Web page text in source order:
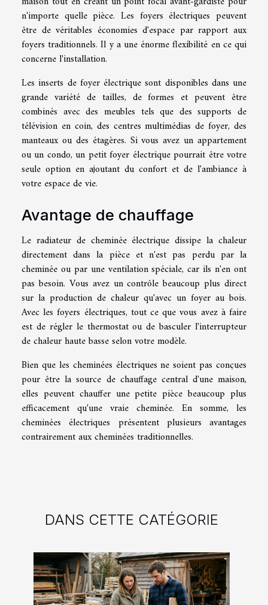
n'importe quelle pièce. Les foyers électriques peuvent
être de véritables économies d'espace par rapport aux
foyers traditionnels. Il y a une énorme flexibilité en ce qui
concerne l'installation.
Les inserts de foyer électrique sont disponibles dans une
grande variété de tailles, de formes et peuvent être
combinés avec des meubles tels que des supports de
télévision en coin, des centres multimédias de foyer, des
manteaux ou des étagères. Si vous avez un appartement
ou un condo, un petit foyer électrique pourrait être votre
seule option en ajoutant du confort et de l'ambiance à
votre espace de vie.
Avantage de chauffage
Le radiateur de cheminée électrique dissipe la chaleur
directement dans la pièce et n'est pas perdu par la
cheminée ou par une ventilation spéciale, car ils n'en ont
pas besoin. Vous avez un contrôle beaucoup plus direct
sur la production de chaleur qu'avec un foyer au bois.
Avec les foyers électriques, tout ce que vous avez à faire
est de régler le thermostat ou de basculer l'interrupteur
de chaleur haute basse selon votre modèle.
Bien que les cheminées électriques ne soient pas conçues
pour être la source de chauffage central d'une maison,
elles peuvent chauffer une petite pièce beaucoup plus
efficacement qu'une vraie cheminée. En somme, les
cheminées électriques présentent plusieurs avantages
contrairement aux cheminées traditionnelles.
DANS CETTE CATÉGORIE